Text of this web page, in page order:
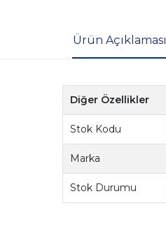
Ürün Açıklaması
Diğer Özellikler
Stok Kodu
Marka
Stok Durumu